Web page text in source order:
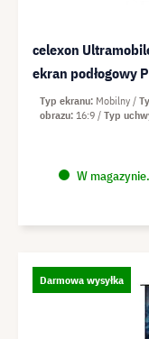
celexon
ekran podłogowy
W
Typ ekranu Mobilny
obrazu 16:9 Typ
Darmowa wysyłka